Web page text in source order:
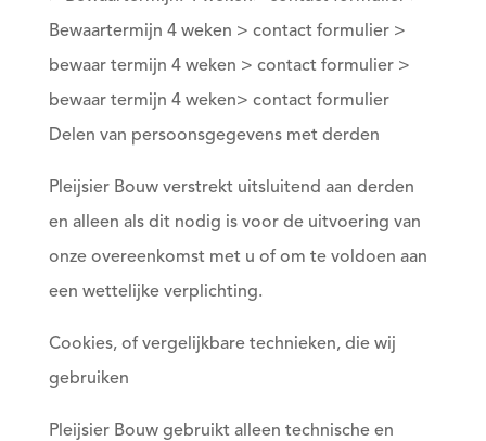
Bewaartermijn 4 weken > contact formulier >
bewaar termijn 4 weken > contact formulier >
bewaar termijn 4 weken> contact formulier
Delen van persoonsgegevens met derden
Pleijsier Bouw verstrekt uitsluitend aan derden
en alleen als dit nodig is voor de uitvoering van
onze overeenkomst met u of om te voldoen aan
een wettelijke verplichting.
Cookies, of vergelijkbare technieken, die wij
gebruiken
Pleijsier Bouw gebruikt alleen technische en